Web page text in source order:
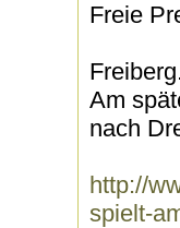
Freie
Am
nach
http://
spielt-